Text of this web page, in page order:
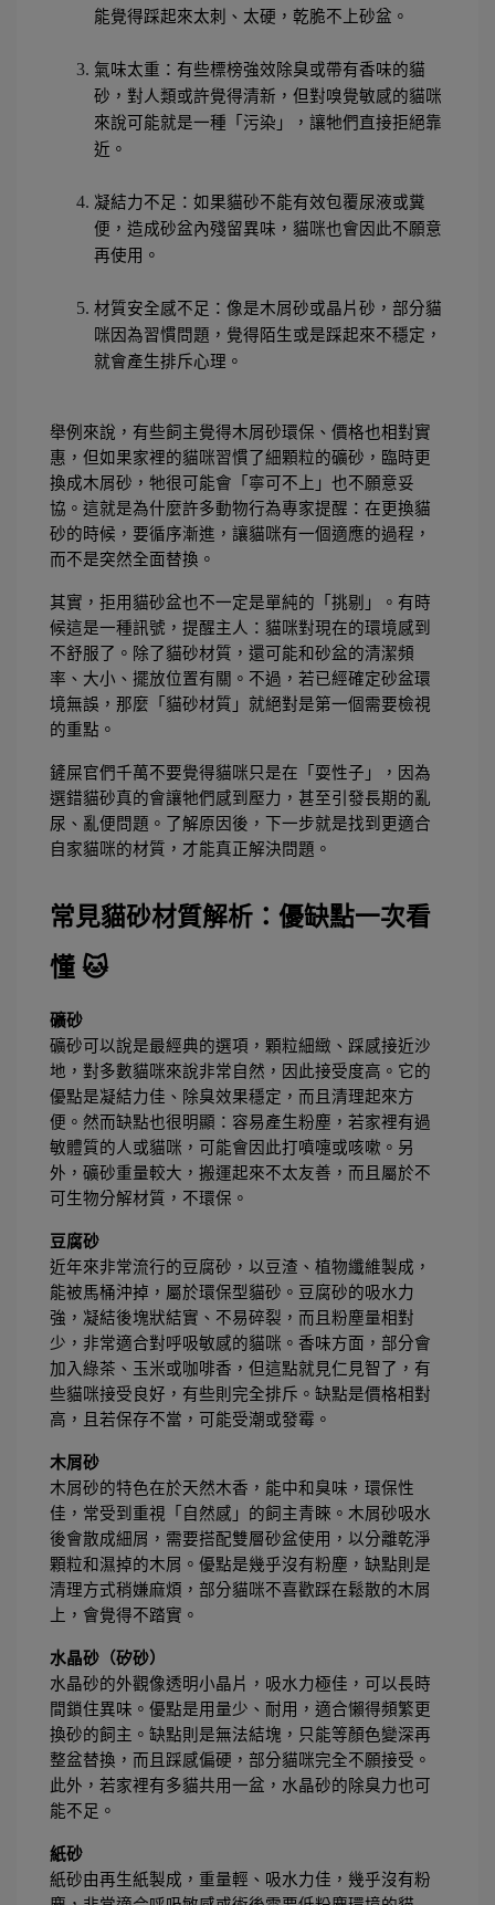
能覺得踩起來太刺、太硬，乾脆不上砂盆。
氣味太重：有些標榜強效除臭或帶有香味的貓
砂，對人類或許覺得清新，但對嗅覺敏感的貓咪
來說可能就是一種「污染」，讓牠們直接拒絕靠
近。
凝結力不足：如果貓砂不能有效包覆尿液或糞
便，造成砂盆內殘留異味，貓咪也會因此不願意
再使用。
材質安全感不足：像是木屑砂或晶片砂，部分貓
咪因為習慣問題，覺得陌生或是踩起來不穩定，
就會產生排斥心理。
舉例來說，有些飼主覺得木屑砂環保、價格也相對實
惠，但如果家裡的貓咪習慣了細顆粒的礦砂，臨時更
換成木屑砂，牠很可能會「寧可不上」也不願意妥
協。這就是為什麼許多動物行為專家提醒：在更換貓
砂的時候，要循序漸進，讓貓咪有一個適應的過程，
而不是突然全面替換。
其實，拒用貓砂盆也不一定是單純的「挑剔」。有時
候這是一種訊號，提醒主人：貓咪對現在的環境感到
不舒服了。除了貓砂材質，還可能和砂盆的清潔頻
率、大小、擺放位置有關。不過，若已經確定砂盆環
境無誤，那麼「貓砂材質」就絕對是第一個需要檢視
的重點。
鏟屎官們千萬不要覺得貓咪只是在「耍性子」，因為
選錯貓砂真的會讓牠們感到壓力，甚至引發長期的亂
尿、亂便問題。了解原因後，下一步就是找到更適合
自家貓咪的材質，才能真正解決問題。
常見貓砂材質解析：優缺點一次看
懂 🐱
礦砂
礦砂可以說是最經典的選項，顆粒細緻、踩感接近沙
地，對多數貓咪來說非常自然，因此接受度高。它的
優點是凝結力佳、除臭效果穩定，而且清理起來方
便。然而缺點也很明顯：容易產生粉塵，若家裡有過
敏體質的人或貓咪，可能會因此打噴嚏或咳嗽。另
外，礦砂重量較大，搬運起來不太友善，而且屬於不
可生物分解材質，不環保。
豆腐砂
近年來非常流行的豆腐砂，以豆渣、植物纖維製成，
能被馬桶沖掉，屬於環保型貓砂。豆腐砂的吸水力
強，凝結後塊狀結實、不易碎裂，而且粉塵量相對
少，非常適合對呼吸敏感的貓咪。香味方面，部分會
加入綠茶、玉米或咖啡香，但這點就見仁見智了，有
些貓咪接受良好，有些則完全排斥。缺點是價格相對
高，且若保存不當，可能受潮或發霉。
木屑砂
木屑砂的特色在於天然木香，能中和臭味，環保性
佳，常受到重視「自然感」的飼主青睞。木屑砂吸水
後會散成細屑，需要搭配雙層砂盆使用，以分離乾淨
顆粒和濕掉的木屑。優點是幾乎沒有粉塵，缺點則是
清理方式稍嫌麻煩，部分貓咪不喜歡踩在鬆散的木屑
上，會覺得不踏實。
水晶砂（矽砂）
水晶砂的外觀像透明小晶片，吸水力極佳，可以長時
間鎖住異味。優點是用量少、耐用，適合懶得頻繁更
換砂的飼主。缺點則是無法結塊，只能等顏色變深再
整盆替換，而且踩感偏硬，部分貓咪完全不願接受。
此外，若家裡有多貓共用一盆，水晶砂的除臭力也可
能不足。
紙砂
紙砂由再生紙製成，重量輕、吸水力佳，幾乎沒有粉